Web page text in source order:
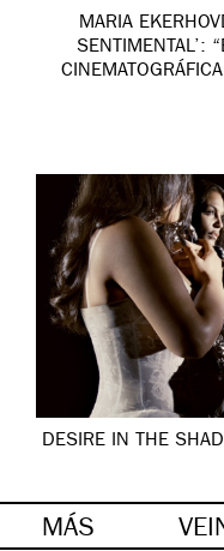
MARIA
SENTIMENTAL’:
DESIRE IN THE
MÁS